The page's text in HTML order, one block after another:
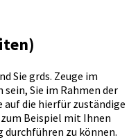
Sie grds. Zeuge im
Sie im Rahmen der
die hierfür zuständige
Beispiel mit Ihnen
durchführen zu können.